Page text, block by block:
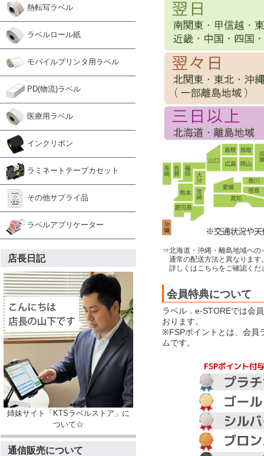
熱転写ラベル
ラベルロール紙
モバイルプリンタ用ラベル
PD(物流)ラベル
医療用ラベル
インクリボン
ラミネートテープカセット
その他サプライ品
ラベルアプリケーター
店長日記
姉妹サイト「KTSラベルストア」に
ついて☆
通信販売について
⇒北海道・沖縄・離島地域への
通常の配送方法と異なります
詳しくはこちらをご確認くだ
会員特典について
ラベル．e-STOREでは会
おります。
※FSPポイントとは、会員
ムです。